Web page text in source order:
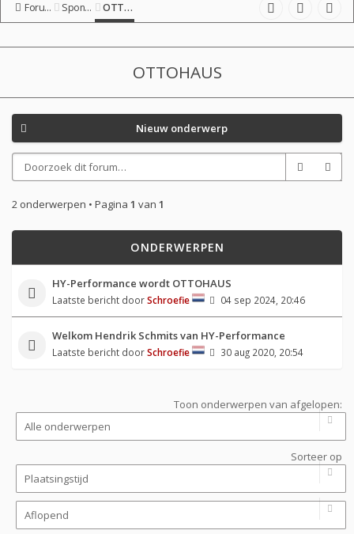
Forumoverzicht Sponsor-shop OTTOHAUS
OTTOHAUS
Nieuw onderwerp
2 onderwerpen • Pagina 1 van 1
ONDERWERPEN
HY-Performance wordt OTTOHAUS
Laatste bericht doorSchroefie 04 sep 2024, 20:46
Welkom Hendrik Schmits van HY-Performance
Laatste bericht doorSchroefie 30 aug 2020, 20:54
Toon onderwerpen van afgelopen:
Sorteer op